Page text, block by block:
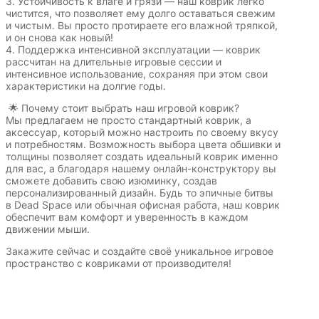
чистится, что позволяет ему долго оставаться свежим
и чистым. Вы просто протираете его влажной тряпкой,
и он снова как новый!
4. Поддержка интенсивной эксплуатации — коврик
рассчитан на длительные игровые сессии и
интенсивное использование, сохраняя при этом свои
характеристики на долгие годы.
🌟 Почему стоит выбрать наш игровой коврик?
Мы предлагаем не просто стандартный коврик, а
аксессуар, который можно настроить по своему вкусу
и потребностям. Возможность выбора цвета обшивки и
толщины позволяет создать идеальный коврик именно
для вас, а благодаря нашему онлайн-конструктору вы
сможете добавить свою изюминку, создав
персонализированный дизайн. Будь то эпичные битвы
в Dead Space или обычная офисная работа, наш коврик
обеспечит вам комфорт и уверенность в каждом
движении мыши.
Закажите сейчас и создайте своё уникальное игровое
пространство с ковриками от производителя!
игр
Аниме
Фентези Космос
Дарк
Текущий:Помона